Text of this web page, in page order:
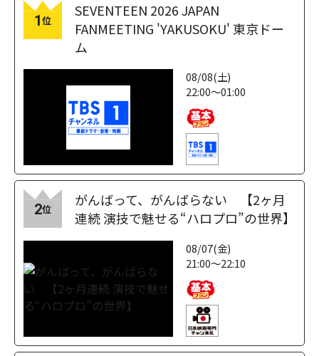
1位
SEVENTEEN 2026 JAPAN
FANMEETING 'YAKUSOKU' 東京ドー
ム
08/08(土)
22:00～01:00
2位
がんばって、がんばらない 【2ヶ月
連続 演技で魅せる“ハロプロ”の世界】
08/07(金)
21:00～22:10